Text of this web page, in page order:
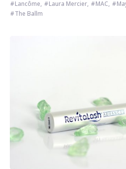
Lancôme, Laura Mercier, MAC,
The Ballm